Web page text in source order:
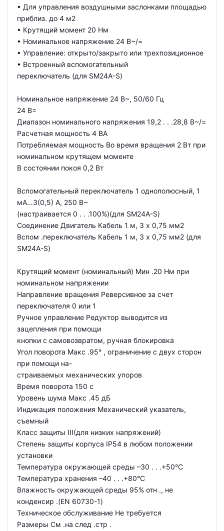
• Для управления воздушными заслонками площадью
приблиз. до 4 м2
• Крутящий момент 20 Нм
• Номинальное напряжение 24 В~/=
• Управление: открыто/закрыто или трехпозиционное
• Встроенный вспомогательный
переключатель (для SM24A-S)
Номинальное напряжение 24 В~, 50/60 Гц
24 В=
Диапазон номинального напряжения 19,2 . . .28,8 В~/=
Расчетная мощность 4 ВА
Потребляемая мощность Во время вращения 2 Вт при
номинальном крутящем моменте
В состоянии покоя 0,2 Вт
Вспомогательный переключатель 1 однополюсный, 1
мА…3(0,5) А, 250 В~
(настраивается 0 . . .100%)(для SM24A-S)
Соединение Двигатель Кабель 1 м, 3 x 0,75 мм2
Вспом .переключатель Кабель 1 м, 3 x 0,75 мм2 (для
SM24A-S)
Крутящий момент (номинальный) Мин .20 Нм при
номинальном напряжении
Направление вращения Реверсивное за счет
переключателя 0 или 1
Ручное управление Редуктор выводится из
зацепления при помощи
кнопки с самовозвратом, ручная блокировка
Угол поворота Макс .95° , ограничение с двух сторон
при помощи на-
страиваемых механических упоров
Время поворота 150 с
Уровень шума Макс .45 дБ
Индикация положения Механический указатель,
съемный
Класс защиты III(для низких напряжений)
Степень защиты корпуса IP54 в любом положении
установки
Температура окружающей cреды –30 . . .+50°C
Температура хранения –40 . . .+80°C
Влажность окружающей среды 95% отн ., не
конденсир .(EN 60730-1)
Техническое обслуживание Не требуется
Размеры См .на след .стр .